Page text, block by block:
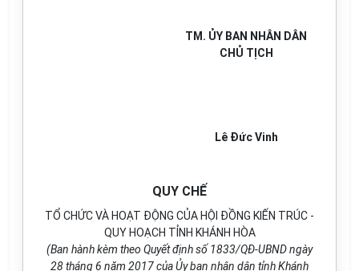
TM. ỦY BAN NHÂN DÂN
CHỦ TỊCH
Lê Đức Vinh
QUY CHẾ
TỔ CHỨC VÀ HOẠT ĐỘNG CỦA HỘI ĐỒNG KIẾN TRÚC -
QUY HOẠCH TỈNH KHÁNH HÒA
(Ban hành kèm theo Quyết định số 1833/QĐ-UBND ngày
28 tháng 6 năm 2017 của Ủy ban nhân dân tỉnh Khánh